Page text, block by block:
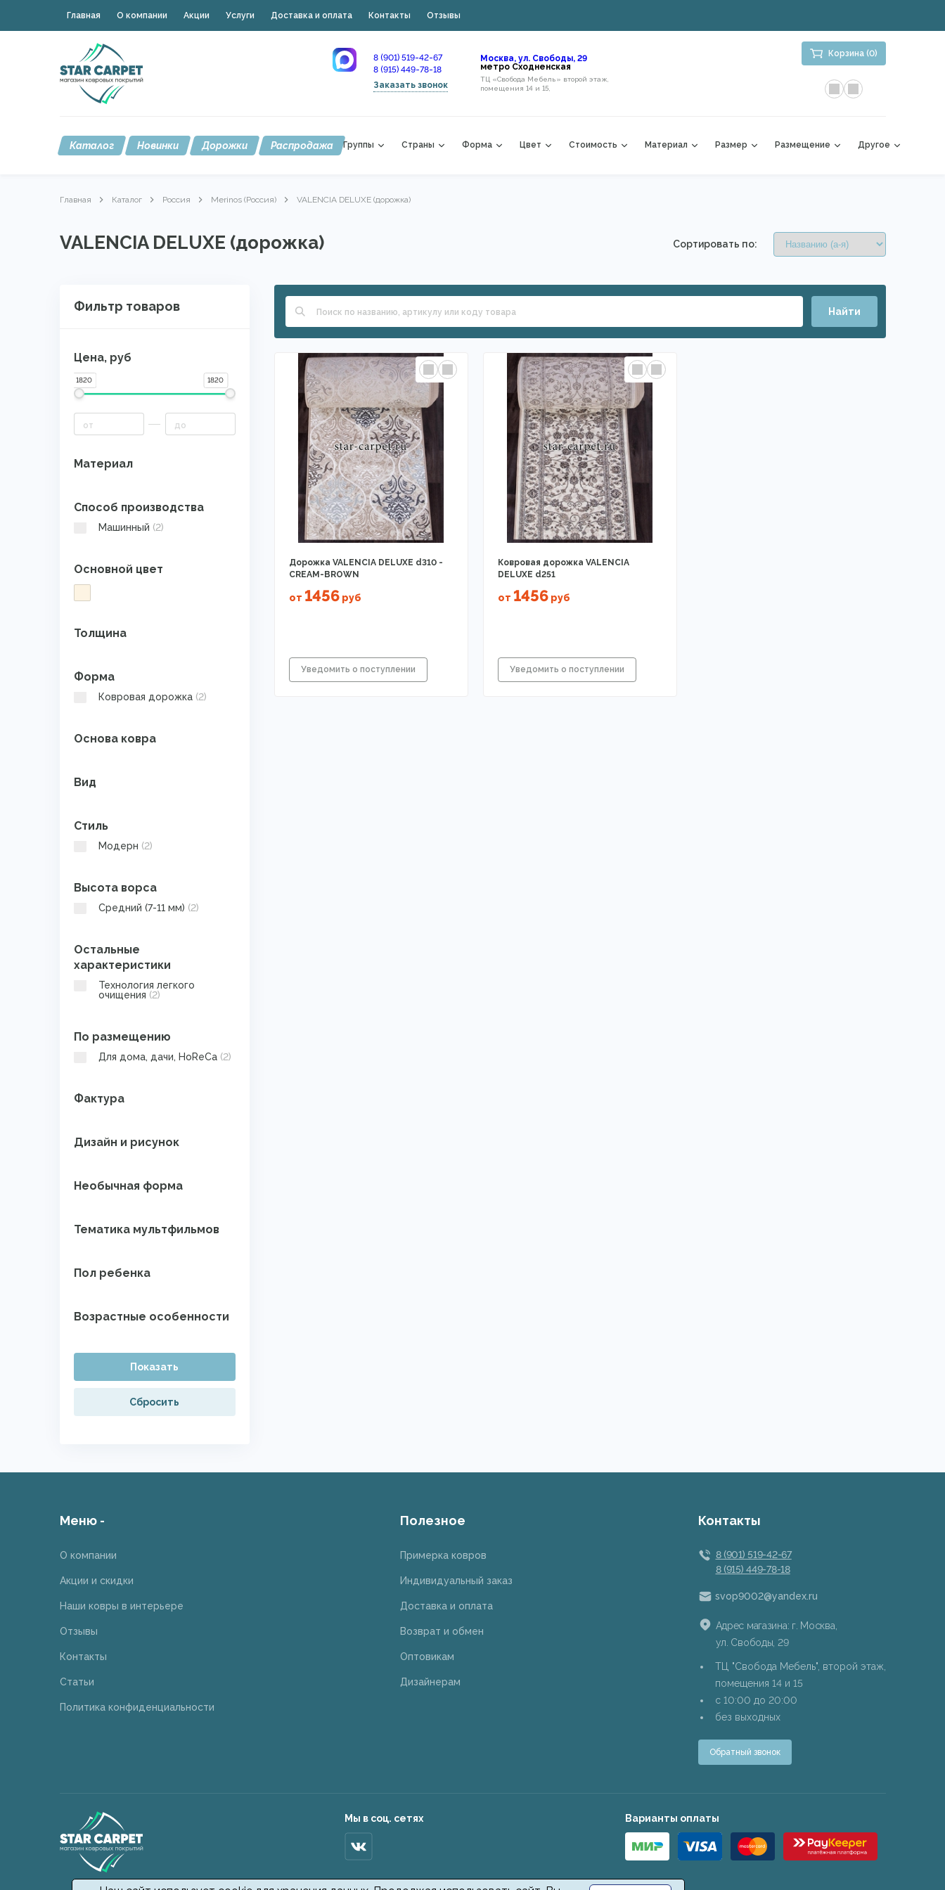
Главная О компании Акции Услуги Доставка и оплата Контакты Отзывы
8 (901) 519-42-67
8 (915) 449-78-18
Заказать звонок
Москва, ул. Свободы, 29
метро Сходненская
ТЦ «Свобода Мебель» второй этаж,
помещения 14 и 15,
Корзина (0)
Каталог Новинки Дорожки Распродажа Группы Страны Форма Цвет Стоимость Материал Размер Размещение Другое
Главная Каталог Россия Merinos (Россия) VALENCIA DELUXE (дорожка)
VALENCIA DELUXE (дорожка) Сортировать по:
Фильтр товаров
Цена, руб
1820 1820
Материал
Способ производства
Машинный (2)
Основной цвет
Толщина
Форма
Ковровая дорожка (2)
Основа ковра
Вид
Стиль
Модерн (2)
Высота ворса
Средний (7-11 мм) (2)
Остальные
характеристики
Технология легкого
очищения (2)
По размещению
Для дома, дачи, HoReCa (2)
Фактура
Дизайн и рисунок
Необычная форма
Тематика мультфильмов
Пол ребенка
Возрастные особенности
Показать
Сбросить
Найти
Дорожка VALENCIA DELUXE d310 -
CREAM-BROWN
от 1456руб
Ковровая дорожка VALENCIA
DELUXE d251
от 1456руб
Меню -
О компании
Акции и скидки
Наши ковры в интерьере
Отзывы
Контакты
Статьи
Политика конфиденциальности
Полезное
Примерка ковров
Индивидуальный заказ
Доставка и оплата
Возврат и обмен
Оптовикам
Дизайнерам
Контакты
8 (901) 519-42-67
8 (915) 449-78-18
svop9002@yandex.ru
Адрес магазина: г. Москва,
ул. Свободы, 29
ТЦ "Свобода Мебель", второй этаж,
помещения 14 и 15
c 10:00 до 20:00
без выходных
Обратный звонок
Мы в соц. сетях Варианты оплаты